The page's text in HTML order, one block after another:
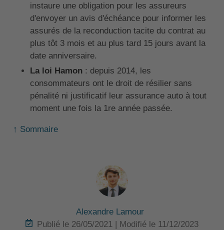
instaure une obligation pour les assureurs
d'envoyer un avis d'échéance pour informer les
assurés de la reconduction tacite du contrat au
plus tôt 3 mois et au plus tard 15 jours avant la
date anniversaire.
La loi Hamon: depuis 2014, les
consommateurs ont le droit de résilier sans
pénalité ni justificatif leur assurance auto à tout
moment une fois la 1re année passée.
↑ Sommaire
Alexandre Lamour
Publié le 26/05/2021 | Modifié le 11/12/2023